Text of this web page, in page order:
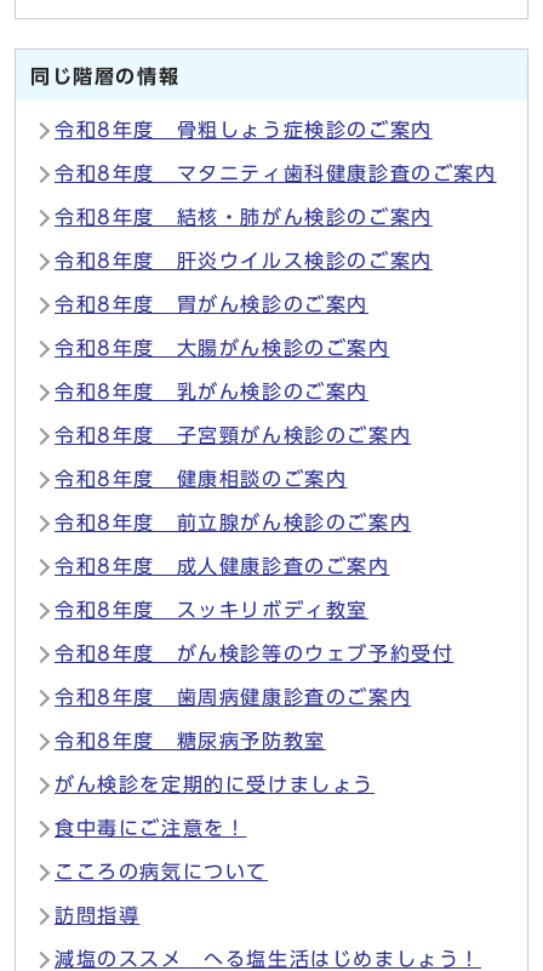
同じ階層の情報
令和8年度 骨粗しょう症検診のご案内
令和8年度 マタニティ歯科健康診査のご案内
令和8年度 結核・肺がん検診のご案内
令和8年度 肝炎ウイルス検診のご案内
令和8年度 胃がん検診のご案内
令和8年度 大腸がん検診のご案内
令和8年度 乳がん検診のご案内
令和8年度 子宮頸がん検診のご案内
令和8年度 健康相談のご案内
令和8年度 前立腺がん検診のご案内
令和8年度 成人健康診査のご案内
令和8年度 スッキリボディ教室
令和8年度 がん検診等のウェブ予約受付
令和8年度 歯周病健康診査のご案内
令和8年度 糖尿病予防教室
がん検診を定期的に受けましょう
食中毒にご注意を！
こころの病気について
訪問指導
減塩のススメ へる塩生活はじめましょう！